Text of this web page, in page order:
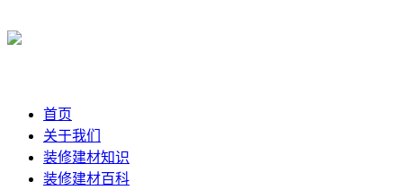
首页
关于我们
装修建材知识
装修建材百科